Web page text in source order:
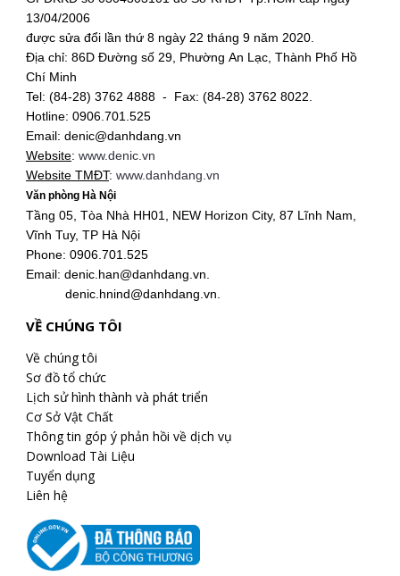
13/04/2006
được sửa đổi lần thứ 8 ngày 22 tháng 9 năm 2020.
Địa chỉ: 86D Đường số 29, Phường An Lạc, Thành Phố Hồ
Chí Minh
Tel: (84-28) 3762 4888 - Fax: (84-28) 3762 8022.
Hotline: 0906.701.525
Email: denic@danhdang.vn
Website: www.denic.vn
Website TMĐT: www.danhdang.vn
Văn phòng Hà Nội
Tầng 05, Tòa Nhà HH01, NEW Horizon City, 87 Lĩnh Nam,
Vĩnh Tuy, TP Hà Nội
Phone: 0906.701.525
Email: denic.han@danhdang.vn.
denic.hnind@danhdang.vn.
VỀ CHÚNG TÔI
Về chúng tôi
Sơ đồ tổ chức
Lịch sử hình thành và phát triển
Cơ Sở Vật Chất
Thông tin góp ý phản hồi về dịch vụ
Download Tài Liệu
Tuyển dụng
Liên hệ